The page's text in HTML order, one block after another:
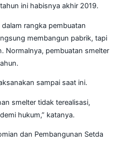
ini habisnya akhir 2019.
rangka pembuatan
membangun pabrik, tapi
Normalnya, pembuatan smelter
sampai saat ini.
smelter tidak terealisasi,
hukum,” katanya.
dan Pembangunan Setda